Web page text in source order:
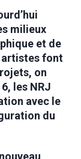
milieux
et de
artistes font
on
les NRJ
avec le
du